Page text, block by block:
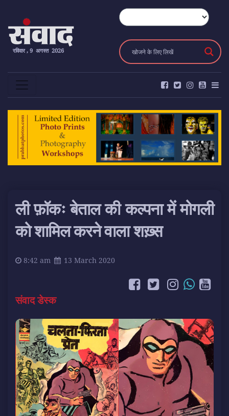
रविवार , 9 अगस्त 2026
ली फ़ॉकः बेताल की कल्पना में मोगली
को शामिल करने वाला शख़्स
8:42 am 13 March 2020
संवाद डेस्क